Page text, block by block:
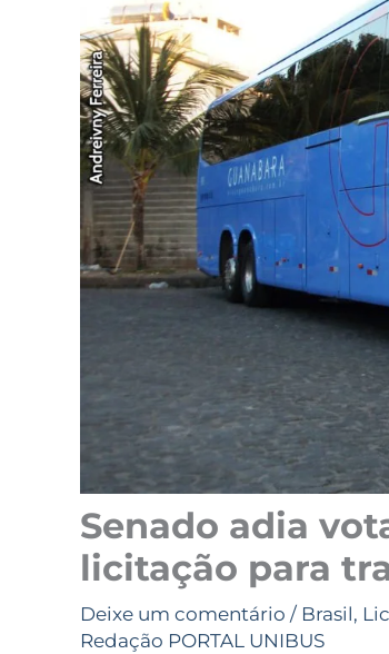
Senado adia
licitação para
Deixe um comentário / Brasil,
Redação PORTAL UNIBUS